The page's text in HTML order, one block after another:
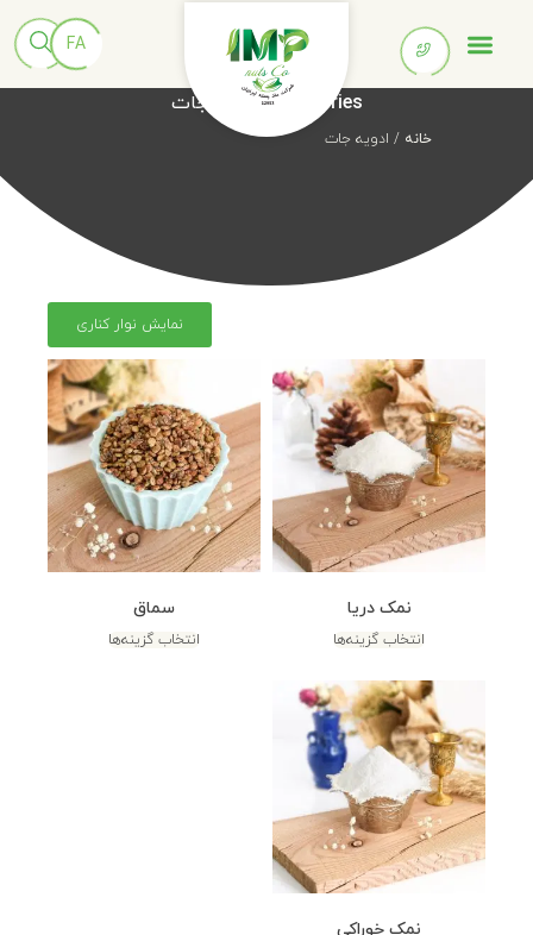
Categories: ادویه جات
خانه / ادویه جات
نمایش نوار کناری
نمک دریا
انتخاب گزینه‌ها
سماق
انتخاب گزینه‌ها
نمک خوراکی